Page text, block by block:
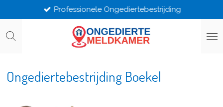
direct
naar
Professionele Ongediertebestrijding
Ongediertebestrijding Boekel